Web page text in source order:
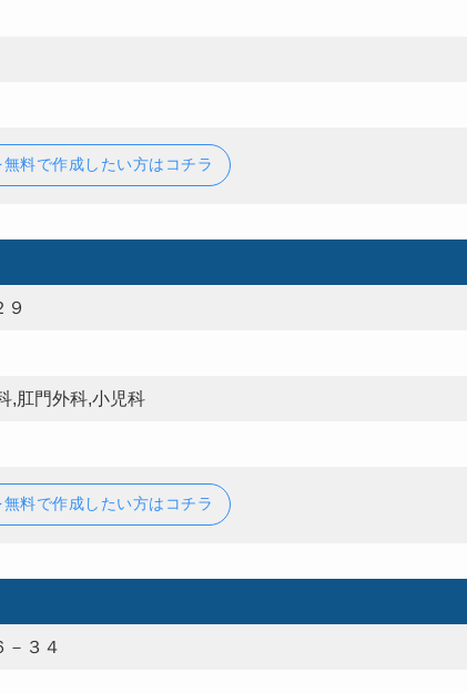
料で作成したい方はコチラ
９
,肛門外科,小児科
料で作成したい方はコチラ
－３４